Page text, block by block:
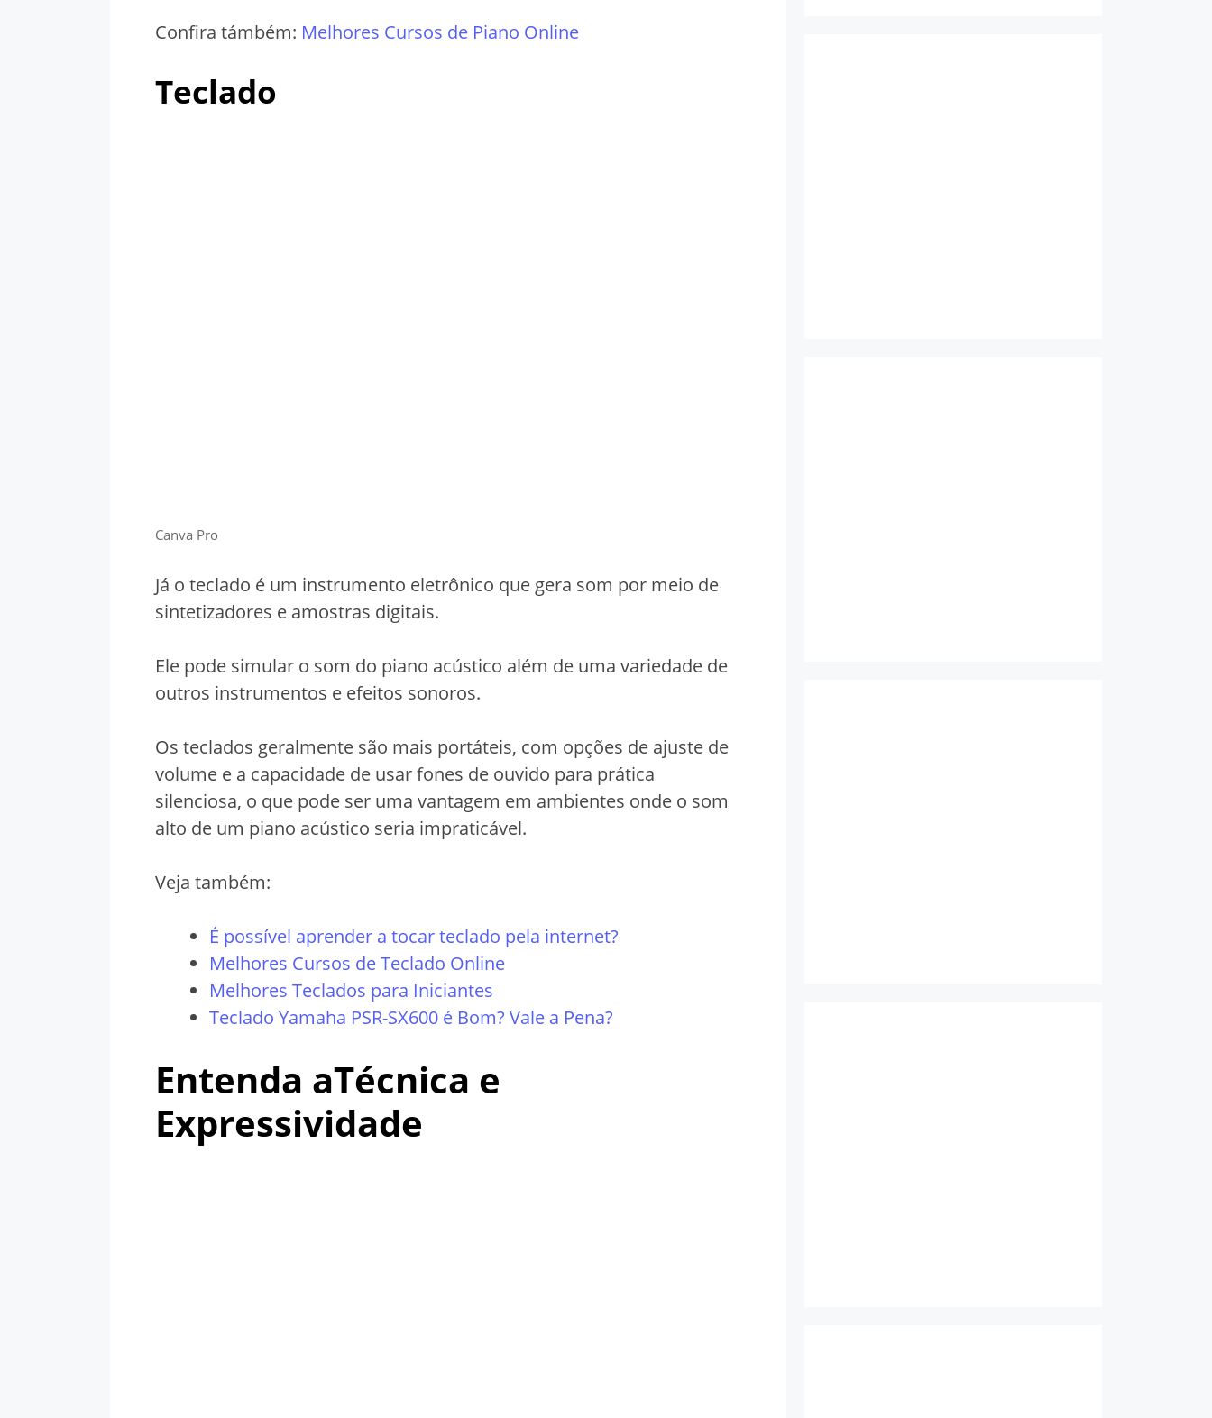
Confira támbém: Melhores Cursos de Piano Online
Teclado
Canva Pro
Já o teclado é um instrumento eletrônico que gera som por meio de
sintetizadores e amostras digitais.
Ele pode simular o som do piano acústico além de uma variedade de
outros instrumentos e efeitos sonoros.
Os teclados geralmente são mais portáteis, com opções de ajuste de
volume e a capacidade de usar fones de ouvido para prática
silenciosa, o que pode ser uma vantagem em ambientes onde o som
alto de um piano acústico seria impraticável.
Veja também:
É possível aprender a tocar teclado pela internet?
Melhores Cursos de Teclado Online
Melhores Teclados para Iniciantes
Teclado Yamaha PSR-SX600 é Bom? Vale a Pena?
Entenda aTécnica e
Expressividade